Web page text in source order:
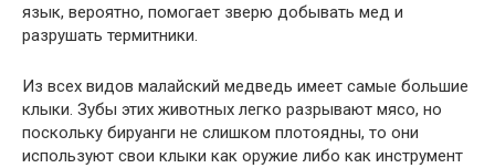
язык, вероятно, помогает зверю добывать мед и
разрушать термитники.
Из всех видов малайский медведь имеет самые большие
клыки. Зубы этих животных легко разрывают мясо, но
поскольку бируанги не слишком плотоядны, то они
используют свои клыки как оружие либо как инструмент